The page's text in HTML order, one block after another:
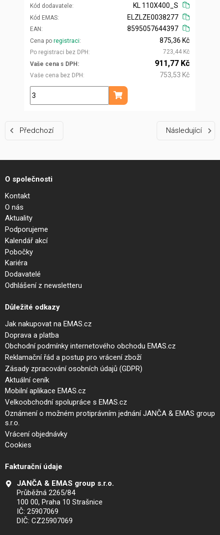
Kód dodavatele
KL 110X400_S
Kód EMAS
EAN
ELZLZE0038277
8595057644397
Cena po registraci
Po registraci bez DPH
875,36 Kč
723,44 Kč
Vaše cena s DPH
Vaše cena bez DPH
911,77 Kč
753,53 Kč
m
Přidat do košíku
Předchozí Následující
O společnosti
Kontakt
O nás
Aktuality
Podporujeme
Kalendář akcí
Pobočky
Kariéra
Dodavatelé
Odhlášení z newsletteru
Důležité odkazy
Jak nakupovat na EMAS.cz
Doprava a platba
Obchodní podmínky internetového obchodu EMAS.cz
Reklamační řád a postup pro vrácení zboží
Zásady zpracování osobních údajů (GDPR)
Aktuální ceník
Mobilní aplikace EMAS.cz
Velkoobchodní spolupráce s EMAS.cz
Oznámení o možném protiprávním jednání JANČA & EMAS group
s.r.o.
Vrácení objednávky
Cookies
Fakturační údaje
JANČA & EMAS group s.r.o.
Průběžná 2265/84
100 00, Praha 10 Strašnice
IČ: 25907069
DIČ: CZ25907069